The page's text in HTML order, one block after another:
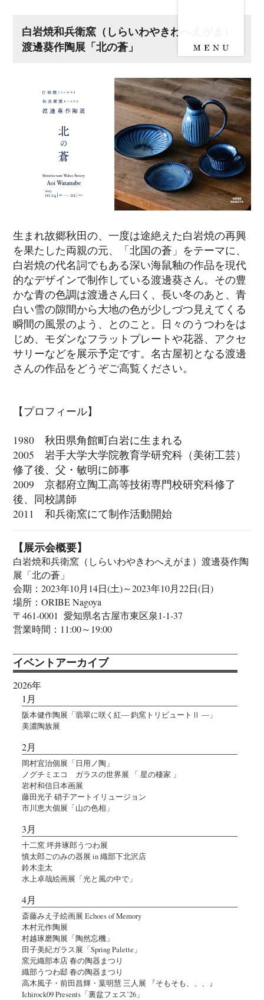
白岩焼和兵衛窯（しらいわやきわへえがま）
渡邊葵作陶展「北の蒼」
生まれ故郷秋田の、一度は途絶えた白岩焼の再興
を果たした両親の元、「北国の蒼」をテーマに、
白岩焼の代名詞でもある深い海鼠釉の作品を現代
的なデザインで制作している渡邊葵さん。その豊
かな青の色調は渡邊さん曰く、長い冬のあと、青
白い雪の隙間から大地の色が少しづつ見えてくる
瞬間の風景のよう、とのこと。日々のうつわをは
じめ、モダンなフラットプレートや花器、アクセ
サリーなどを展示予定です。名古屋初となる渡邊
さんの作品をどうぞご高覧ください。
【プロフィール】
1980 秋田県角館町白岩に生まれる
2005 岩手大学大学院教育学研究科（美術工芸）
修了後、父・敏明に師事
2009 京都府立陶工高等技術専門校研究科修了
後、同校講師
2011 和兵衛窯にて制作活動開始
【展示会概要】
白岩焼和兵衛窯（しらいわやきわへえがま）渡邊葵作陶
展「北の蒼」
会期：2023年10月14日(土)～2023年10月22日(日)
場所：ORIBE Nagoya
〒461-0001 愛知県名古屋市東区泉1-1-37
営業時間：11:00～19:00
イベントアーカイブ
2026年
1月
阪本健作陶展「翡翠に咲く紅― 鈞窯トリビュートⅡ ―」
美濃陶族展
2月
岡村宜治個展「日用ノ陶」
ノグチミエコ ガラスの世界展 「 星の棲家 」
岩村和信日本画展
藤田光子 硝子アートイリュージョン
市川恵大個展「山の色相」
3月
十二窯 坪井琢郎うつわ展
慎太郎ごのみの器展 in 織部下北沢店
鈴木圭太
水上卓哉絵画展「光と風の中で」
4月
斎藤みえ子絵画展 Echoes of Memory
木村元作陶展
村越琢磨陶展「陶然忘機」
田子美紀ガラス展「Spring Palette」
窯元織部本店 春の陶器まつり
織部うつわ邸 春の陶器まつり
高木風子・前田昌輝・葉明慧 三人展 『そもそも、、、』
Ichirock09 Presents「裏盆フェス’26」